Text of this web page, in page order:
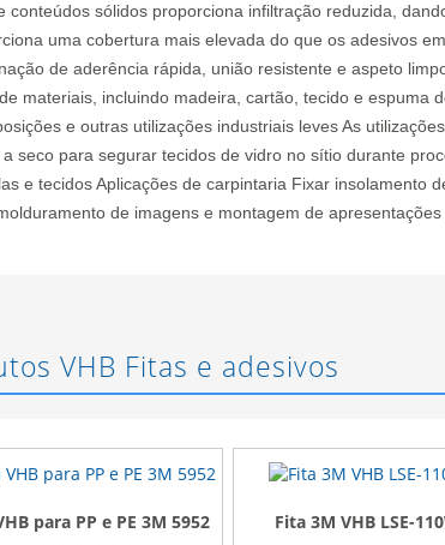
conteúdos sólidos proporciona infiltração reduzida,
uma cobertura mais elevada do que os adesivos
de aderência rápida, união resistente e aspeto
materiais, incluindo madeira, cartão, tecido e espuma
e outras utilizações industriais leves As
a seco para segurar tecidos de vidro no sítio durante
e tecidos Aplicações de carpintaria Fixar insolamento
de imagens e montagem de
VHB Fitas e adesivos
Fita 3M VHB LSE-110WF
Fita